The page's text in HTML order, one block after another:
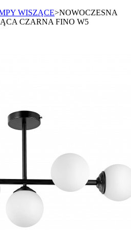
WISZĄCE>NOWOCZESNA
CZARNA FINO W5